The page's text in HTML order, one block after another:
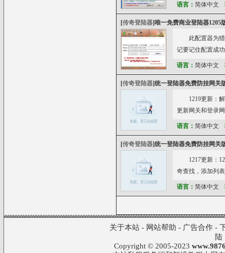
语言： 简体中文
[传奇登陆器]唯一免费商业登陆器1205
此配置器为
记要记住配置成
语言： 简体中文
[传奇登陆器]统一登陆器免费防挂网关
1219更新：
更新网关和登录
语言： 简体中文
[传奇登陆器]统一登陆器免费防挂网关
1217更新：
奇查找，添加列
语言： 简体中文
关于本站- 网站帮助 - 广告合作-
陆
Copyright © 2005-2023